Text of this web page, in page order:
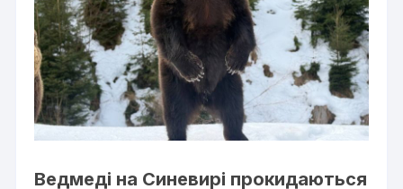
Ведмеді на Синевирі прокидаються